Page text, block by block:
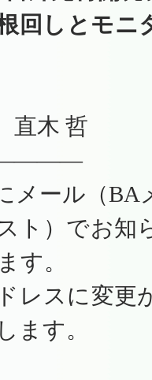
回しとモ
直木 哲
メール（BA
ト）でお知
す。
レスに変更
ます。